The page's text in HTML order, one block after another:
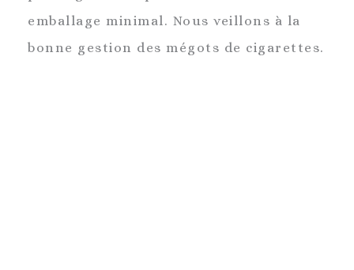
emballage minimal. Nous veillons à la
bonne gestion des mégots de cigarettes.